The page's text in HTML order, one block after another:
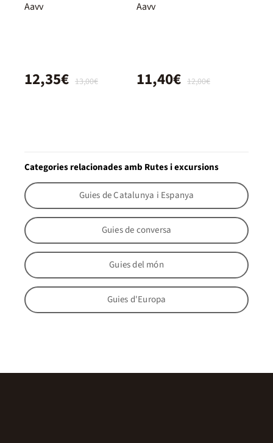
Aavv
13,00€
12,35€
Aavv
12,00€
11,40€
Categories relacionades amb Rutes i excursions
Guies de Catalunya i Espanya
Guies de conversa
Guies del món
Guies d'Europa